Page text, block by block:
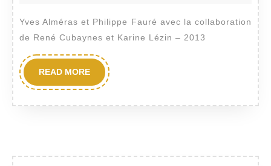
Lias
et
Quercy
Yves Alméras et Philippe Fauré avec la collaboration
de René Cubaynes et Karine Lézin – 2013
READ MOREREAD
MORE